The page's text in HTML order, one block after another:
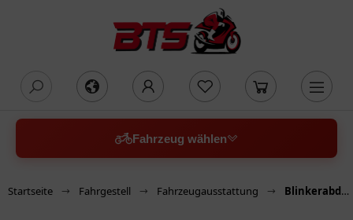
Fahrzeug wählen
Startseite Fahrgestell Fahrzeugausstattung Blinkerabdeckungen